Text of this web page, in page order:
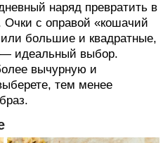
наряд превратить в
с оправой «кошачий
большие и квадратные,
идеальный выбор.
вычурную и
тем менее